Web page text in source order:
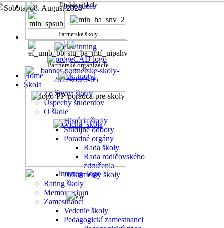
Sobota, 08. August 2026
Home
Škola
Zo života školy
Úspechy študentov
O škole
História školy
Študijné odbory
Poradné orgány
Rada školy
Rada rodičovského
združenia
Dokumenty školy
Rating školy
Memorandum
Zamestnanci
Vedenie školy
Pedagogickí zamestnanci
Družobné školy
Partnerské školy
Partnerské organizácie